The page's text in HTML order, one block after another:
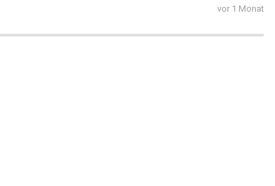
vor 1 Monat